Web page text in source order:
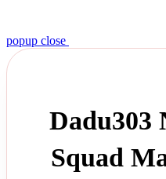
popup close
Dadu303
Squad